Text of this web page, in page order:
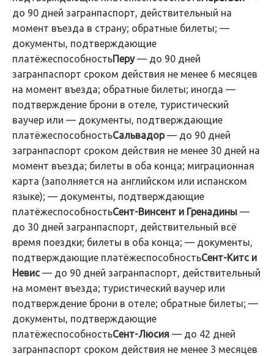
до 90 дней загранпаспорт, действительный на
момент въезда в страну; обратные билеты; —
документы, подтверждающие
платёжеспособностьПеру— до 90 дней
загранпаспорт сроком действия не менее 6 месяцев
на момент въезда; обратные билеты; иногда —
подтверждение брони в отеле, туристический
ваучер или — документы, подтверждающие
платёжеспособностьСальвадор— до 90 дней
загранпаспорт сроком действия не менее 30 дней на
момент въезда; билеты в оба конца; миграционная
карта (заполняется на английском или испанском
языке); — документы, подтверждающие
платёжеспособностьСент-Винсент и Гренадины —
до 30 дней загранпаспорт, действительный всё
время поездки; билеты в оба конца; — документы,
подтверждающие платёжеспособностьСент-Китс и
Невис — до 90 дней загранпаспорт, действительный
на момент въезда; туристический ваучер или
подтверждение брони в отеле; обратные билеты; —
документы, подтверждающие
платёжеспособностьСент-Люсия — до 42 дней
загранпаспорт сроком действия не менее 3 месяцев